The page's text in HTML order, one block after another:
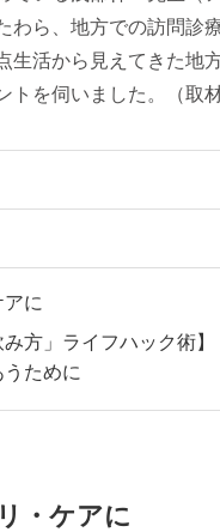
わら、地方での訪問診
生活から見えてきた地
を伺いました。（取
に
方」ライフハック術】
ために
・ケアに